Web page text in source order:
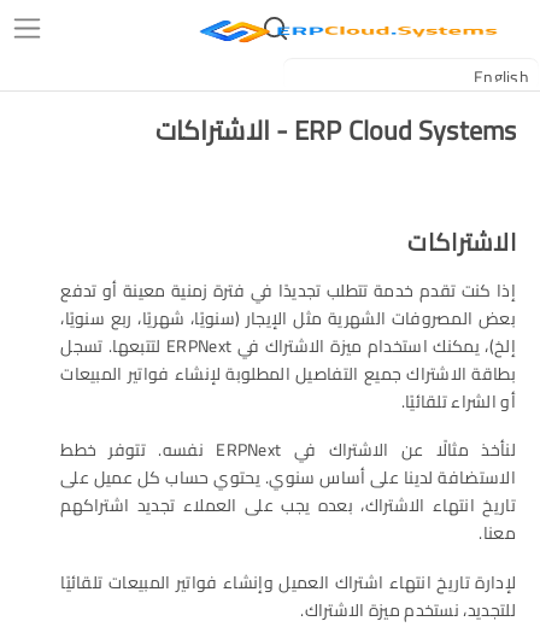
ERP Cloud Systems - الاشتراكات
الاشتراكات
إذا كنت تقدم خدمة تتطلب تجديدًا في فترة زمنية معينة أو تدفع
بعض المصروفات الشهرية مثل الإيجار (سنويًا، شهريًا، ربع سنويًا،
إلخ)، يمكنك استخدام ميزة الاشتراك في ERPNext لتتبعها. تسجل
بطاقة الاشتراك جميع التفاصيل المطلوبة لإنشاء فواتير المبيعات
أو الشراء تلقائيًا.
لنأخذ مثالًا عن الاشتراك في ERPNext نفسه. تتوفر خطط
الاستضافة لدينا على أساس سنوي. يحتوي حساب كل عميل على
تاريخ انتهاء الاشتراك، بعده يجب على العملاء تجديد اشتراكهم
معنا.
لإدارة تاريخ انتهاء اشتراك العميل وإنشاء فواتير المبيعات تلقائيًا
للتجديد، نستخدم ميزة الاشتراك.